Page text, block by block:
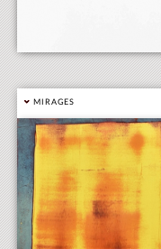
MIRAGES